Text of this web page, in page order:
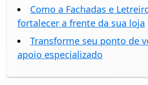
Como a Fachadas e
fortalecer a frente da sua loja
Transforme seu ponto de
apoio especializado